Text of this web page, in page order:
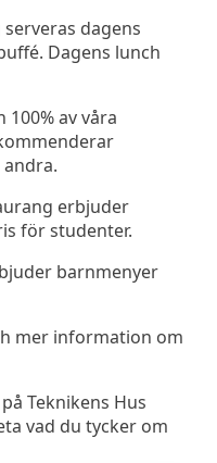
dagens
Dagens lunch
av våra
erbjuder
för studenter.
barnmenyer
mer information om
Teknikens Hus
vad du tycker om